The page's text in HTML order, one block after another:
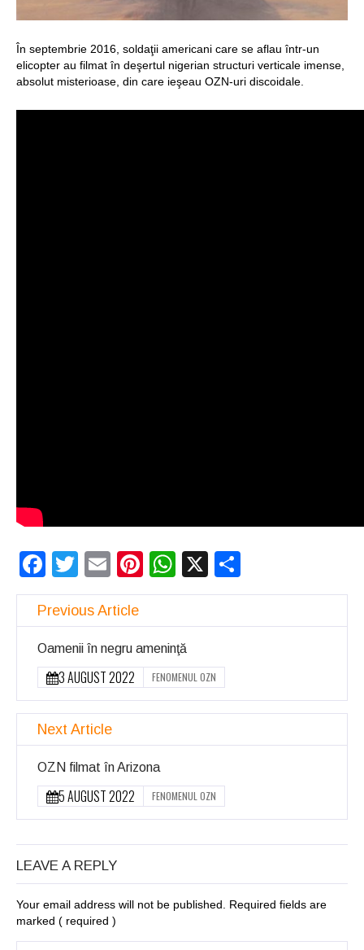
Structurile
Gobelki Tepe din
În septembrie 2016, soldaţii americani care se aflau într-un
elicopter au filmat în deşertul nigerian structuri verticale imense,
absolut misterioase, din care ieşeau OZN-uri discoidale.
Facebook
Twitter
EmailPinterest
WhatsApp
X
Previous Article
Oamenii în negru ameninţă
3 AUGUST 2022 FENOMENUL OZN
Next Article
OZN filmat în Arizona
5 AUGUST 2022 FENOMENUL OZN
LEAVE A REPLY
Your email address will not be published. Required fields are
marked ( required )